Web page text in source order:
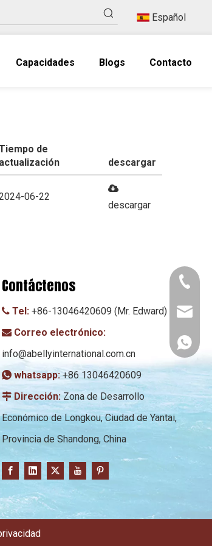
Español
Capacidades Blogs Contacto
de
actualización
descargar
06-22
descargar
+86-
+86
Contáctenos
 Tel: +86-13046420609 (Mr. Edward)
 Correo electrónico:
info@abellyinternational.com.cn
 whatsapp:+86 13046420609
 Dirección: Zona de Desarrollo
Económico de Longkou, Ciudad de Yantai,
Provincia de Shandong, China